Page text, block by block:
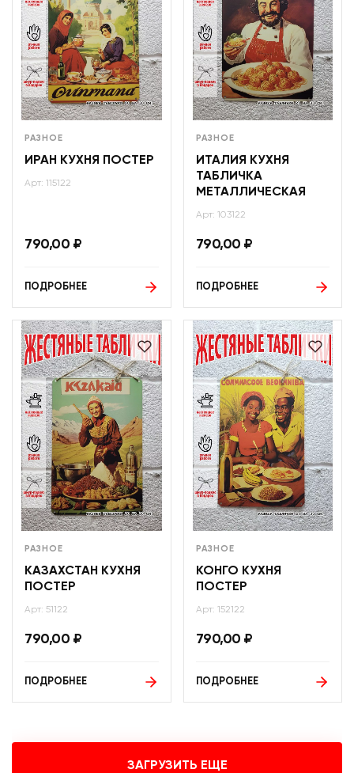
РАЗНОЕ
ИРАН КУХНЯ ПОСТЕР
Арт: 115122
790,00 ₽
ПОДРОБНЕЕ
РАЗНОЕ
ИТАЛИЯ КУХНЯ
ТАБЛИЧКА
МЕТАЛЛИЧЕСКАЯ
Арт: 103122
790,00 ₽
ПОДРОБНЕЕ
РАЗНОЕ
КАЗАХСТАН КУХНЯ
ПОСТЕР
Арт: 51122
790,00 ₽
ПОДРОБНЕЕ
РАЗНОЕ
КОНГО КУХНЯ
ПОСТЕР
Арт: 152122
790,00 ₽
ПОДРОБНЕЕ
ЗАГРУЗИТЬ ЕЩЕ